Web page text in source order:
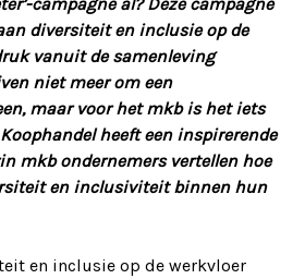
diversiteit en inclusie op de
vanuit de samenleving
niet meer om een
maar voor het mkb is het iets
heeft een inspirerende
mkb ondernemers vertellen hoe
en inclusiviteit binnen hun
en inclusie op de werkvloer